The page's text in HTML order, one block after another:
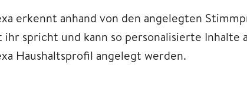
erkennt anhand von den angelegten
ihr spricht und kann so personalisierte Inhalte
Haushaltsprofil angelegt werden.